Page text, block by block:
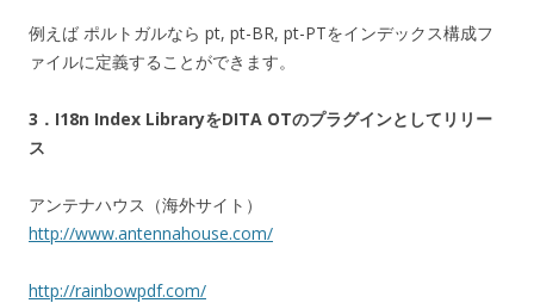
例えば ポルトガルなら pt, pt-BR, pt-PTをインデックス構成フ
ァイルに定義することができます。
3．I18n Index LibraryをDITA OTのプラグインとしてリリー
ス
アンテナハウス（海外サイト）
http://www.antennahouse.com/
http://rainbowpdf.com/